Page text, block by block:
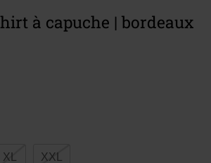
à capuche | bordeaux
XL XXL